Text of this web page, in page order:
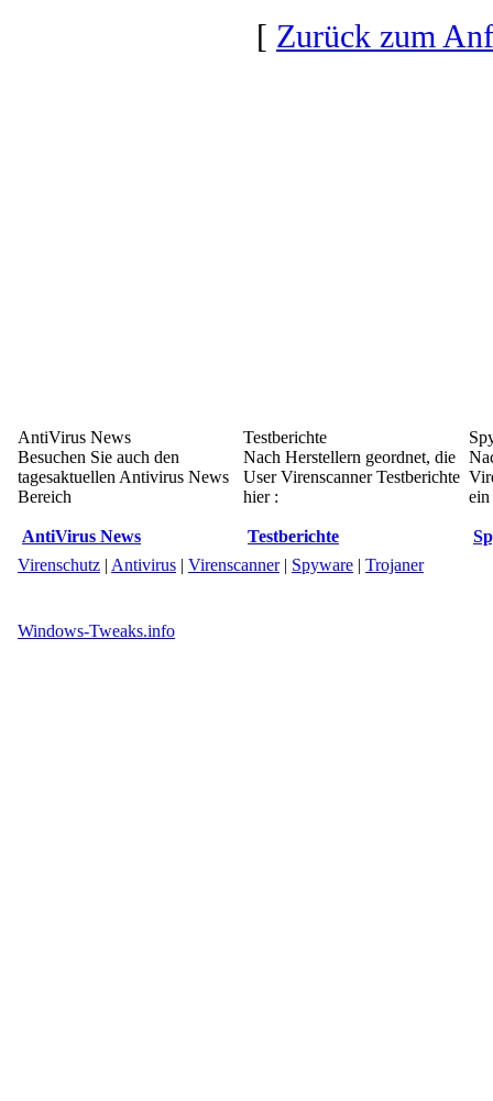
[ Zurück zum
AntiVirus News
Besuchen Sie auch den
tagesaktuellen Antivirus News
Bereich
AntiVirus News
Testberichte
Nach Herstellern geordnet, die
User Virenscanner Testberichte
hier :
Testberichte
ein
Virenschutz | Antivirus | Virenscanner| Spyware | Trojaner
Windows-Tweaks.info